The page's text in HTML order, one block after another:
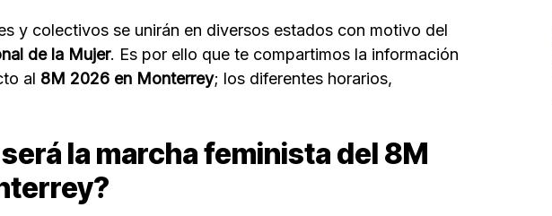
y colectivos se unirán en diversos estados con motivo del
de la Mujer. Es por ello que te compartimos la información
al 8M 2026 en Monterrey; los diferentes horarios,
la marcha feminista del 8M